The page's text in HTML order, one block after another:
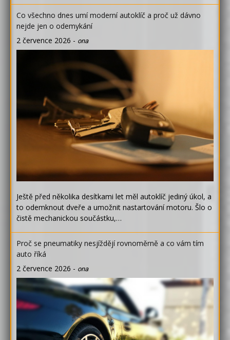
Co všechno dnes umí moderní autoklíč a proč už dávno
nejde jen o odemykání
2 července 2026 - ona
Ještě před několika desítkami let měl autoklíč jediný úkol, a
to odemknout dveře a umožnit nastartování motoru. Šlo o
čistě mechanickou součástku,…
Proč se pneumatiky nesjíždějí rovnoměrně a co vám tím
auto říká
2 července 2026 - ona